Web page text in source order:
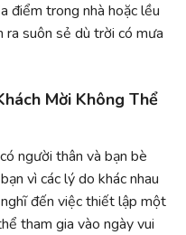
điểm trong nhà hoặc lều
suôn sẻ dù trời có mưa
Mời Không Thể
người thân và bạn bè
vì các lý do khác nhau
đến việc thiết lập một
tham gia vào ngày vui